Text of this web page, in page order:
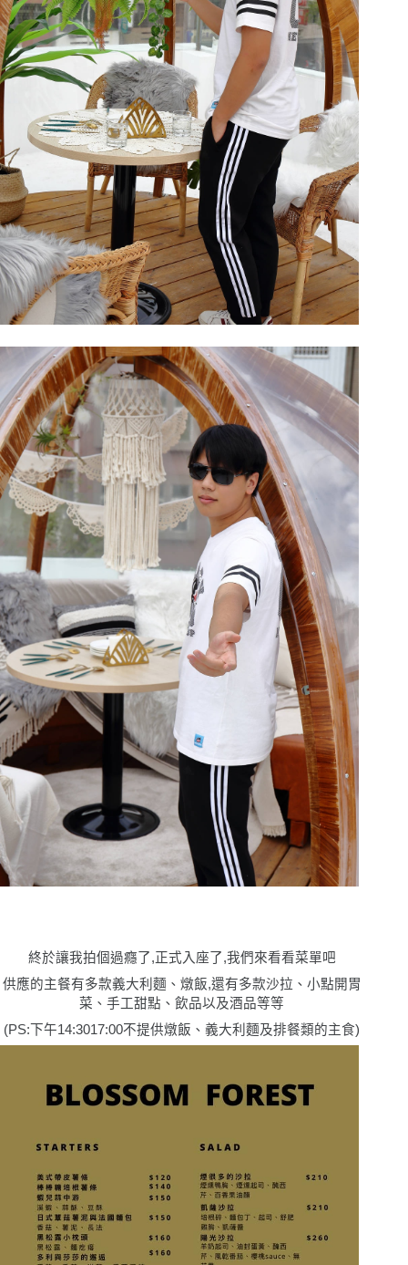
終於讓我拍個過癮了,正式入座了,我們來看看菜單吧
供應的主餐有多款義大利麵、燉飯,還有多款沙拉、小點開胃
菜、手工甜點、飲品以及酒品等等
(PS:下午14:3017:00不提供燉飯、義大利麵及排餐類的主食)